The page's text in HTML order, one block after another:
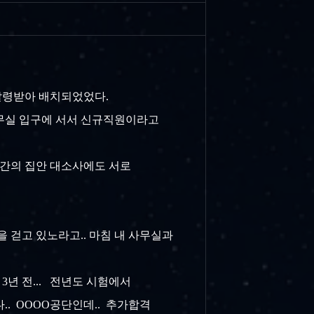
받아 배치되었었다.
입구에 서서 신규직원이라고
의 집안 대소사에도 서로
걷고 있노라고.. 마침 내 사무실과
년 전... 전년도 시험에서
.. OOOO공단인데.. 추가합격